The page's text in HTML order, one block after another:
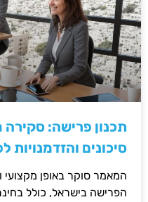
תכנון פרישה:
סיכונים
המאמר סוקר באופן מקצועי
הפרישה בישראל, כולל